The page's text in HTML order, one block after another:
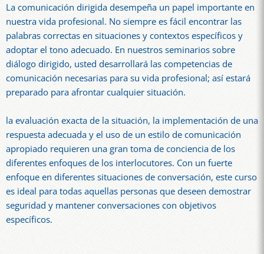
La comunicación dirigida desempeña un papel importante en
nuestra vida profesional. No siempre es fácil encontrar las
palabras correctas en situaciones y contextos específicos y
adoptar el tono adecuado. En nuestros seminarios sobre
diálogo dirigido, usted desarrollará las competencias de
comunicación necesarias para su vida profesional; así estará
preparado para afrontar cualquier situación.
la evaluación exacta de la situación, la implementación de una
respuesta adecuada y el uso de un estilo de comunicación
apropiado requieren una gran toma de conciencia de los
diferentes enfoques de los interlocutores. Con un fuerte
enfoque en diferentes situaciones de conversación, este curso
es ideal para todas aquellas personas que deseen demostrar
seguridad y mantener conversaciones con objetivos
específicos.